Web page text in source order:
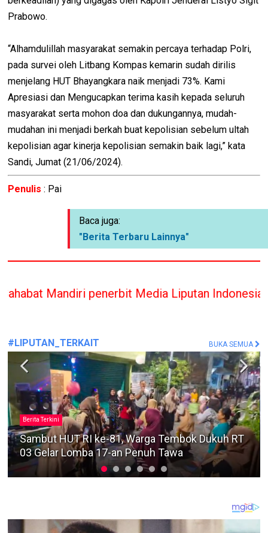
Prabowo.
“Alhamdulillah masyarakat semakin percaya terhadap Polri,
pada survei oleh Litbang Kompas kemarin sudah dirilis
menjelang HUT Bhayangkara naik menjadi 73%. Kami
Apresiasi dan Mengucapkan terima kasih kepada seluruh
masyarakat serta mohon doa dan dukungannya, mudah-
mudahan ini menjadi berkah buat kepolisian sebelum ultah
kepolisian agar kinerja kepolisian semakin baik lagi,” kata
Sandi, Jumat (21/06/2024).
Penulis : Pai
Baca juga:
"Berita Terbaru Lainnya"
Media Liputan Indonesia hanya
#LIPUTAN_TERKAIT BUKA SEMUA
#MafiaTanah
Sengketa Lahan Pandegiling Makin Panas, Polisi
Diminta Segera Usut Agar Tidak Terjadi
Kegaduhan Di Surabaya